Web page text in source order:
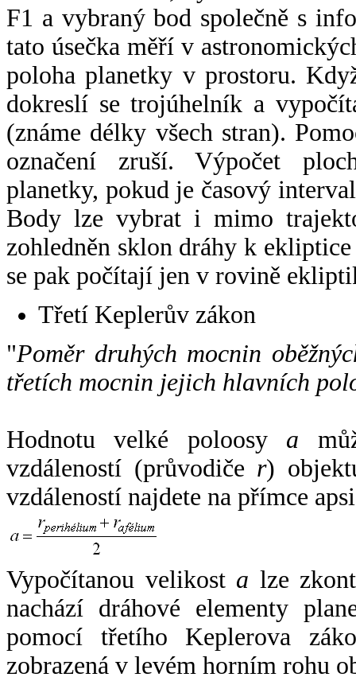
F1 a vybraný bod společně s
tato úsečka měří v
poloha planetky v prostoru.
dokreslí se trojúhelník a
(známe délky všech stran).
označení zruší. Výpočet
planetky, pokud je časový
Body lze vybrat i mimo
zohledněn sklon dráhy k
se pak počítají jen v rovině
Třetí Keplerův zákon
"Poměr druhých mocnin
třetích mocnin jejich hlavních
Hodnotu velké poloosy a
vzdáleností (průvodiče r)
vzdáleností najdete na přímce
Vypočítanou velikost a lze
nachází dráhové elementy
pomocí třetího Keplerova
zobrazená v levém horním rohu